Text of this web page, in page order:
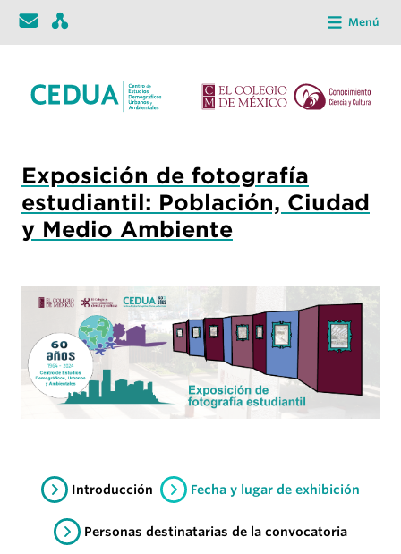
Menú
Exposición de fotografía
estudiantil: Población, Ciudad
y Medio Ambiente
Introducción Fecha y lugar de exhibición
Personas destinatarias de la convocatoria